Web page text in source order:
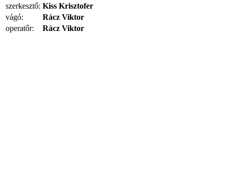
szerkesztő: Kiss Krisztofer
vágó:
Rácz Viktor
operatőr:
Rácz Viktor